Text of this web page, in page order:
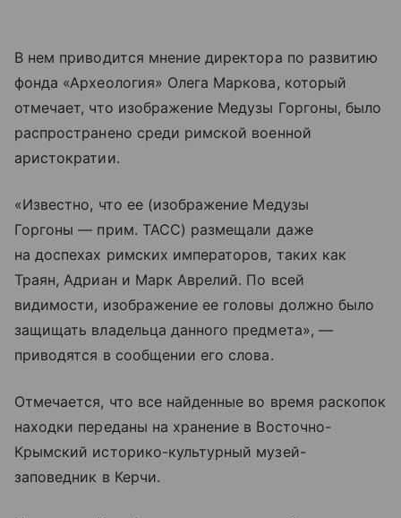
В нем приводится мнение директора по развитию
фонда «Археология» Олега Маркова, который
отмечает, что изображение Медузы Горгоны, было
распространено среди римской военной
аристократии.
«Известно, что ее (изображение Медузы
Горгоны — прим. ТАСС) размещали даже
на доспехах римских императоров, таких как
Траян, Адриан и Марк Аврелий. По всей
видимости, изображение ее головы должно было
защищать владельца данного предмета», —
приводятся в сообщении его слова.
Отмечается, что все найденные во время раскопок
находки переданы на хранение в Восточно-
Крымский историко-культурный музей-
заповедник в Керчи.